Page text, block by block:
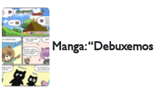
Manga: